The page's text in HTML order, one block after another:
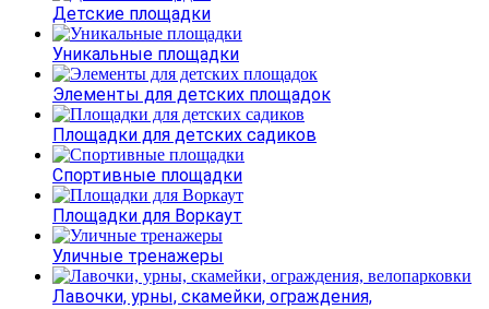
Детские площадки
Уникальные площадки
Элементы для детских площадок
Площадки для детских садиков
Спортивные площадки
Площадки для Воркаут
Уличные тренажеры
Лавочки, урны, скамейки, ограждения,